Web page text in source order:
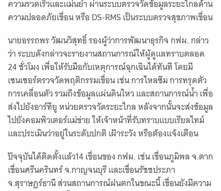
ความรวดเร็วและเเม่นยำ ผ่านระบบตรวจวัดข้อมูลระยะไกลด้าน
ความปลอดภัยเขื่อน หรือ DS-RMS เป็นระบบตรวจสุขภาพเขื่อน
นายอรรถพร วัฒนวิสุทธิ์ รองผู้ว่าการพัฒนาธุรกิจ กฟผ. กล่าว
ว่า ระบบดังกล่าวจะรายงานสถานการณ์ให้ผู้ดูแลทราบตลอด
24 ชั่วโมง เพื่อให้รับมือกับเหตุการณ์ฉุกเฉินได้ทันที โดยมี
เซนเซอร์ตรวจวัดพฤติกรรมเขื่อน เช่น การไหลซึม การทรุดตัว
การเคลื่อนตัว รวมถึงข้อมูลแผ่นดินไหว และสถานการณ์น้ำ เพื่อ
ส่งไปยังอาร์ทียู หน่วยตรวจวัดระยะไกล หลังจากนั้นจะส่งข้อมูล
ไปยังคอมพิวเตอร์แม่ข่าย ให้เจ้าหน้าที่รับทราบแบบเรียลไทม์
และประเมินว่าอยู่ในระดับปกติ เฝ้าระวัง หรือต้องเเจ้งเตือน
ปัจจุบันได้ติดตั้งเเล้ว14 เขื่อนของ กฟผ. เช่น เขื่อนภูมิพล จ.ตาก
เขื่อนศรีนครินทร์ จ.กาญจนบุรี และเขื่อนรัชชประภา
จ.สุราษฎร์ธานี ส่วนสถานการณ์ฝนตกในขณะนี้ เขื่อนยังมีความ